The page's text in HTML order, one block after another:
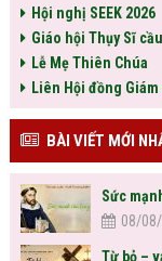
Hội nghị SEEK 2026
Giáo hội Thụy Sĩ
Lễ Mẹ Thiên Chúa
Liên Hội đồng
BÀI VIẾT MỚI
Sức
08/
Từ bỏ –